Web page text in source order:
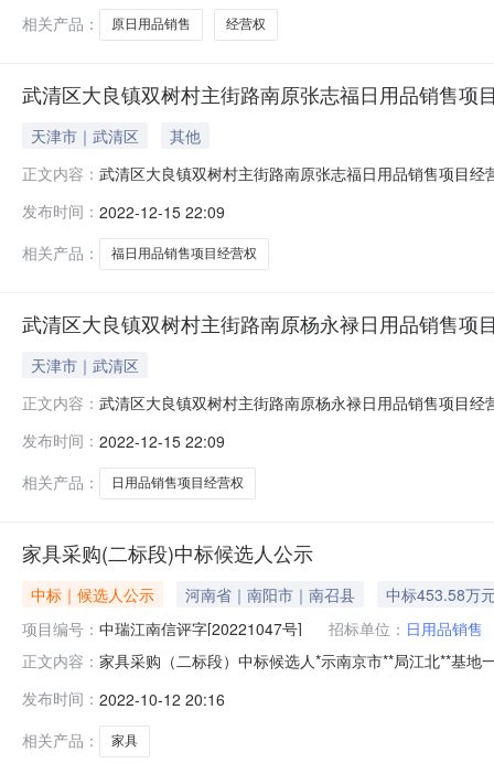
相关产品：
原日用品销售 经营权
武清区大良镇双树村主街路南原张志福日用品销售项
天津市｜武清区
其他
正文内容： 武清区大良镇双树村主街路南原张志福日用品销售项目经
发布时间： 2022-12-15 22:09
相关产品：
福日用品销售项目经营权
武清区大良镇双树村主街路南原杨永禄日用品销售项
天津市｜武清区
正文内容： 武清区大良镇双树村主街路南原杨永禄日用品销售项目经
发布时间： 2022-12-15 22:09
相关产品：
日用品销售项目经营权
家具采购(二标段)中标候选人公示
中标｜候选人公示 河南省｜南阳市｜南召县
中标453.58万
项目编号： 中瑞江南信评字[20221047号] 招标单位： 日用品销售
正文内容： 家具采购（二标段）中标候选人*示南京市**局江北**基
选人名单第一名第二名第三名中标候选人名称圣奥科技
发布时间： 2022-10-12 20:16
相关产品：
家具